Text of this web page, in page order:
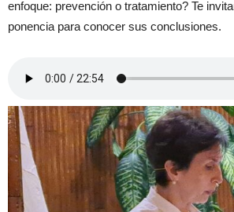
enfoque: prevención o tratamiento? Te
ponencia para conocer sus conclusiones.